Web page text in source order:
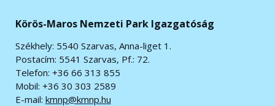
Körös-Maros Nemzeti Park Igazgatóság
Székhely: 5540 Szarvas, Anna-liget 1.
Postacím: 5541 Szarvas, Pf.: 72.
Telefon: +36 66 313 855
Mobil: +36 30 303 2589
E-mail: kmnp@kmnp.hu